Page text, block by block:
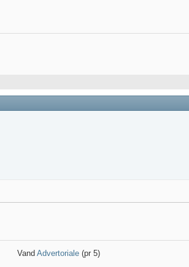
Vand Advertoriale (pr 5)